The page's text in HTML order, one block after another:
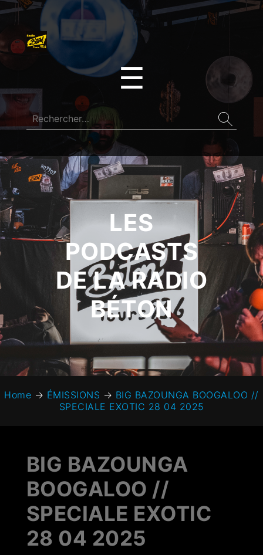
☰
LES
PODCASTS
DE LA RADIO
BÉTON
Home → ÉMISSIONS → BIG BAZOUNGA BOOGALOO //
SPECIALE EXOTIC 28 04 2025
BIG BAZOUNGA
BOOGALOO //
SPECIALE EXOTIC
28 04 2025